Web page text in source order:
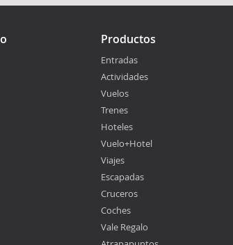
Productos
Entradas
Actividades
Vuelos
Trenes
Hoteles
Vuelo+Hotel
Viajes
Escapadas
Cruceros
Coches
Vale Regalo